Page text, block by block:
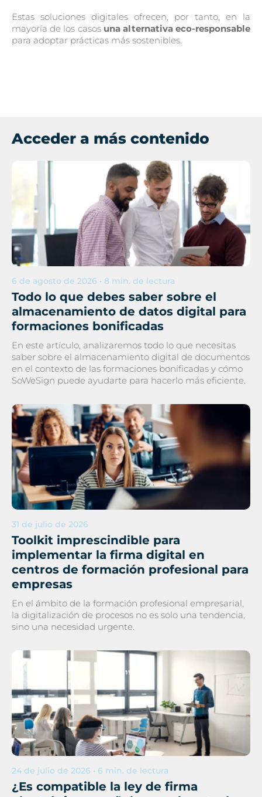
Estas soluciones digitales ofrecen, por tanto, en la
mayoría de los casos una alternativa eco-responsable
para adoptar prácticas más sostenibles.
Acceder a más contenido
6 de agosto de 2026 • 8 min. de lectura
Todo lo que debes saber sobre el
almacenamiento de datos digital para
formaciones bonificadas
En este artículo, analizaremos todo lo que necesitas
saber sobre el almacenamiento digital de documentos
en el contexto de las formaciones bonificadas y cómo
SoWeSign puede ayudarte para hacerlo más eficiente.
31 de julio de 2026
Toolkit imprescindible para
implementar la firma digital en
centros de formación profesional para
empresas
En el ámbito de la formación profesional empresarial,
la digitalización de procesos no es solo una tendencia,
sino una necesidad urgente.
24 de julio de 2026 • 6 min. de lectura
¿Es compatible la ley de firma